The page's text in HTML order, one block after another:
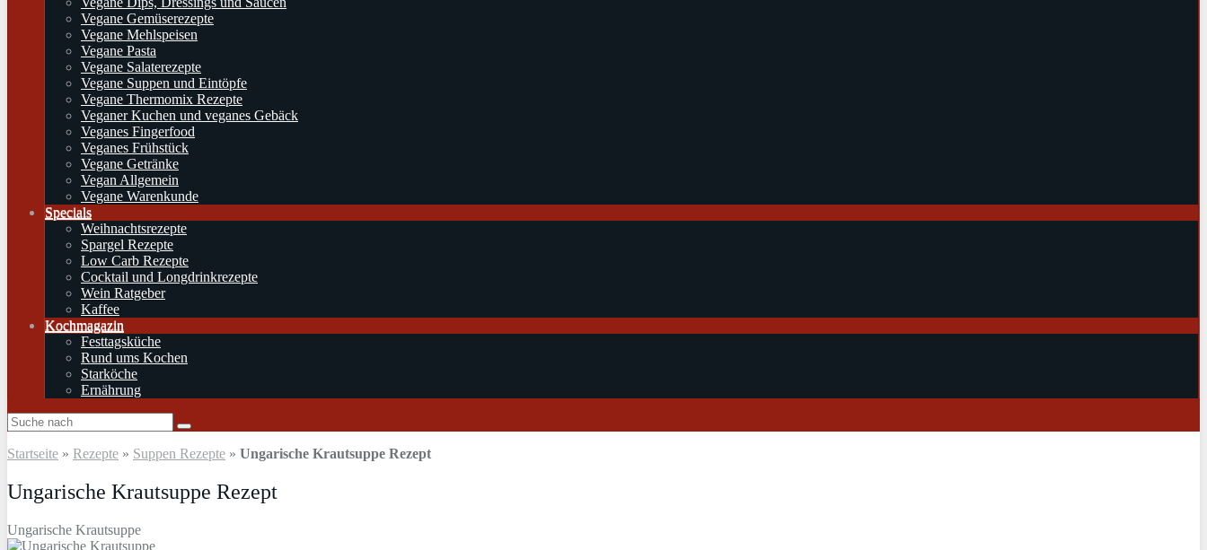
Vegane Gemüserezepte
Vegane Mehlspeisen
Vegane Pasta
Vegane Salaterezepte
Vegane Suppen und Eintöpfe
Vegane Thermomix Rezepte
Veganer Kuchen und veganes Gebäck
Veganes Fingerfood
Veganes Frühstück
Vegane Getränke
Vegan Allgemein
Vegane Warenkunde
Specials
Weihnachtsrezepte
Spargel Rezepte
Low Carb Rezepte
Cocktail und Longdrinkrezepte
Wein Ratgeber
Kaffee
Kochmagazin
Festtagsküche
Rund ums Kochen
Starköche
Ernährung
Startseite » Rezepte » Suppen Rezepte » Ungarische Krautsuppe Rezept
Ungarische Krautsuppe Rezept
Ungarische Krautsuppe